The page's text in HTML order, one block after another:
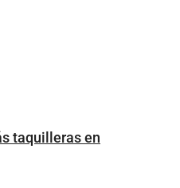
taquilleras en